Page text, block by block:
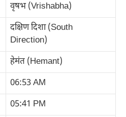
वृषभ (Vrishabha)
दक्षिण दिशा (South
Direction)
हेमंत (Hemant)
06:53 AM
05:41 PM